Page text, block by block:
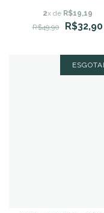
2x de R$19,19
R$49,90
R$32,90